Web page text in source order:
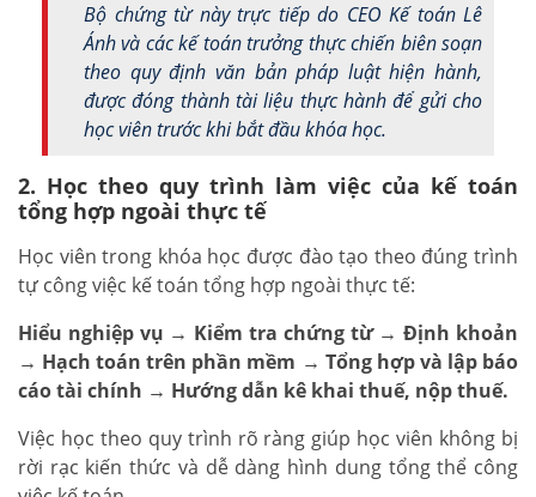
Bộ chứng từ này trực tiếp do CEO Kế toán Lê
Ánh và các kế toán trưởng thực chiến biên soạn
theo quy định văn bản pháp luật hiện hành,
được đóng thành tài liệu thực hành để gửi cho
học viên trước khi bắt đầu khóa học.
2. Học theo quy trình làm việc của kế toán
tổng hợp ngoài thực tế
Học viên trong khóa học được đào tạo theo đúng trình
tự công việc kế toán tổng hợp ngoài thực tế:
Hiểu nghiệp vụ → Kiểm tra chứng từ → Định khoản
→ Hạch toán trên phần mềm → Tổng hợp và lập báo
cáo tài chính → Hướng dẫn kê khai thuế, nộp thuế.
Việc học theo quy trình rõ ràng giúp học viên không bị
rời rạc kiến thức và dễ dàng hình dung tổng thể công